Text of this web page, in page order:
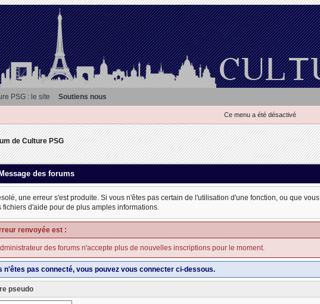
PSG : le site Soutiens nous
Ce menu a été désactivé
de Culture PSG
Message des forums
une erreur s'est produite. Si vous n'êtes pas certain de l'utilisation d'une fonction, ou que
fichiers d'aide pour de plus amples informations.
renvoyée est :
des forums n'accepte plus de nouvelles inscriptions pour le moment.
n'êtes pas connecté, vous pouvez vous connecter ci-dessous.
pseudo